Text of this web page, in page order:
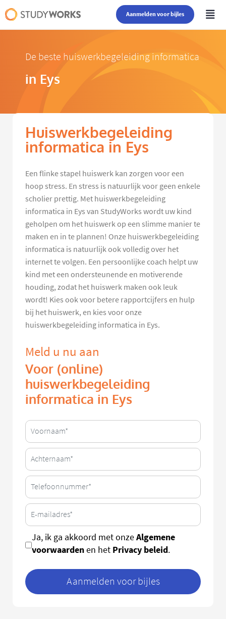
Aanmelden voor bijles
De beste huiswerkbegeleiding informatica
in Eys
Huiswerkbegeleiding
informatica in Eys
Een flinke stapel huiswerk kan zorgen voor een
hoop stress. En stress is natuurlijk voor geen enkele
scholier prettig. Met huiswerkbegeleiding
informatica in Eys van StudyWorks wordt uw kind
geholpen om het huiswerk op een slimme manier te
maken en in te plannen! Onze huiswerkbegeleiding
informatica is natuurlijk ook volledig over het
internet te volgen. Een persoonlijke coach helpt uw
kind met een ondersteunende en motiverende
houding, zodat het huiswerk maken ook leuk
wordt! Kies ook voor betere rapportcijfers en hulp
bij het huiswerk, en kies voor onze
huiswerkbegeleiding informatica in Eys.
Meld u nu aan
Voor (online)
huiswerkbegeleiding
informatica in Eys
Ja, ik ga akkoord met onzeAlgemene
voorwaardenen het Privacy beleid.
Aanmelden voor bijles